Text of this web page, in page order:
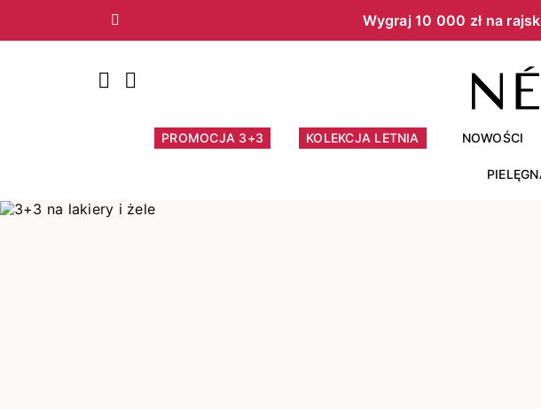
Wygraj 10 000 zł na
Poprzedni
PROMOCJA 3+3 KOLEKCJA LETNIA NOWOŚCI